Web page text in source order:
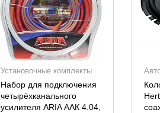
Установочные комплекты
(КИТы)
Набор для подключения
четырёхканального
усилителя ARIA ААК 4.04,